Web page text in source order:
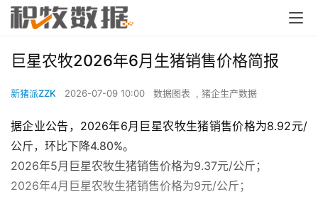
巨星农牧2026年6月生猪销售价格简报
新猪派ZZK 2026-07-09 10:00 数据图表 , 猪企生产数据
据企业公告，2026年6月巨星农牧生猪销售价格为8.92元/
公斤，环比下降4.80%。
2026年5月巨星农牧生猪销售价格为9.37元/公斤；
2026年4月巨星农牧生猪销售价格为9元/公斤；